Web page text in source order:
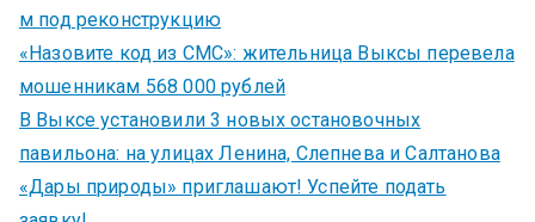
м под реконструкцию
«Назовите код из СМС»: жительница Выксы перевела
мошенникам 568 000 рублей
В Выксе установили 3 новых остановочных
павильона: на улицах Ленина, Слепнева и Салтанова
«Дары природы» приглашают! Успейте подать